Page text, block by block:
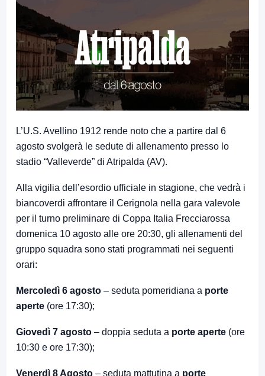
L’U.S. Avellino 1912 rende noto che a partire dal 6
agosto svolgerà le sedute di allenamento presso lo
stadio “Valleverde” di Atripalda (AV).
Alla vigilia dell’esordio ufficiale in stagione, che vedrà i
biancoverdi affrontare il Cerignola nella gara valevole
per il turno preliminare di Coppa Italia Frecciarossa
domenica 10 agosto alle ore 20:30, gli allenamenti del
gruppo squadra sono stati programmati nei seguenti
orari:
Mercoledì 6 agosto – seduta pomeridiana a porte
aperte (ore 17:30);
Giovedì 7 agosto – doppia seduta a porte aperte (ore
10:30 e ore 17:30);
Venerdì 8 Agosto – seduta mattutina a porte